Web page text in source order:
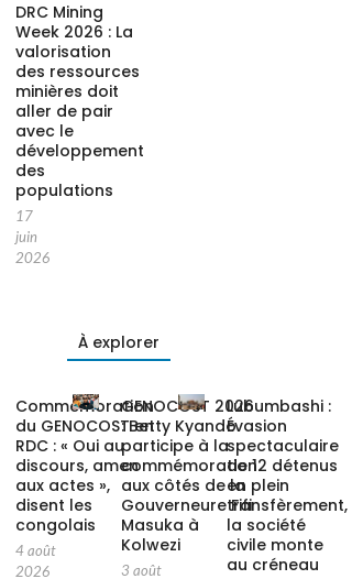
DRC Mining
Week 2026 : La
valorisation
des ressources
minières doit
aller de pair
avec le
développement
des
populations
17
juin
2026
À explorer
Commémoration
du GENOCOST en
RDC : « Oui au
discours, amen
aux actes »,
disent les
congolais
4 août
2026
GENOCOST 2026
: Betty Kyando
participe à la
commémoration
aux côtés de la
Gouverneure Fifi
Masuka à
Kolwezi
3 août
Lubumbashi :
Évasion
spectaculaire
de 12 détenus
en plein
transfèrement,
la société
civile monte
au créneau